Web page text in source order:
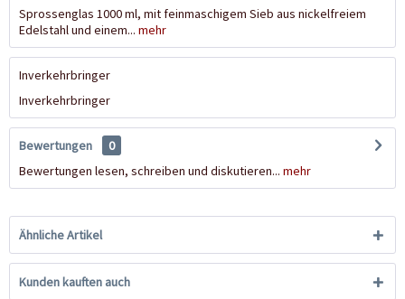
Sprossenglas 1000 ml, mit feinmaschigem Sieb aus nickelfreiem
Edelstahl und einem... mehr
Inverkehrbringer
Inverkehrbringer
Bewertungen
0
Bewertungen lesen, schreiben und diskutieren... mehr
Ähnliche Artikel
Kunden kauften auch